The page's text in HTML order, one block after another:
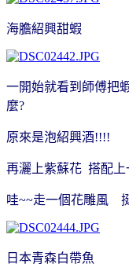
海膽紹興甜蝦
一開始就看到師傅把
麼?
原來是泡紹興酒!!!!
再灑上紫蘇花 搭配上
哇~~走一個花雕風
日本青森白帶魚